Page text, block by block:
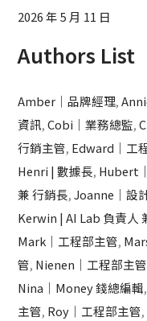
2026 年 5 月 11 日
Authors List
Amber｜品牌經理,
資訊,Cobi｜業務總監,
行銷主管, Edward｜工
Henri | 數據長, Hubert
兼 行銷長,Joanne｜設
Kerwin | AI Lab 負責人
Mark｜工程部主管,
管, Nienen｜工程部主管
Nina｜Money 錢總編輯,
主管, Roy｜工程部主管,